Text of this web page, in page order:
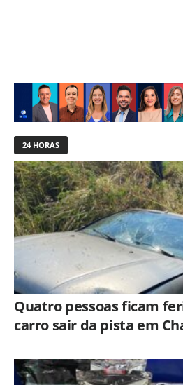
24 HORAS
Quatro pessoas ficam
carro sair da pista em